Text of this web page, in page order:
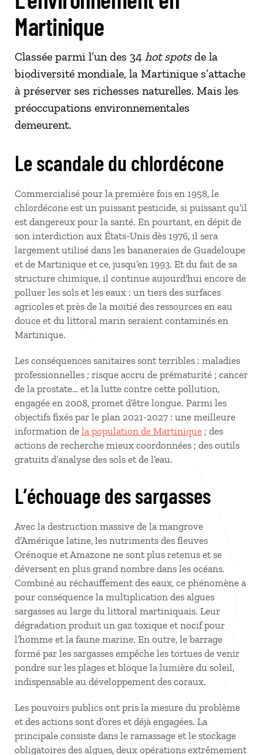
Martinique
Classée parmi l’un des 34 hot spotsde la
biodiversité mondiale, la Martinique s’attache
à préserver ses richesses naturelles. Mais les
préoccupations environnementales
demeurent.
Le scandale du chlordécone
Commercialisé pour la première fois en 1958, le
chlordécone est un puissant pesticide, si puissant qu’il
est dangereux pour la santé. En pourtant, en dépit de
son interdiction aux États-Unis dès 1976, il sera
largement utilisé dans les bananeraies de Guadeloupe
et de Martinique et ce, jusqu’en 1993. Et du fait de sa
structure chimique, il continue aujourd'hui encore de
polluer les sols et les eaux : un tiers des surfaces
agricoles et près de la moitié des ressources en eau
douce et du littoral marin seraient contaminés en
Martinique.
Les conséquences sanitaires sont terribles : maladies
professionnelles ; risque accru de prématurité ; cancer
de la prostate… et la lutte contre cette pollution,
engagée en 2008, promet d’être longue. Parmi les
objectifs fixés par le plan 2021-2027 : une meilleure
information de la population de Martinique ; des
actions de recherche mieux coordonnées ; des outils
gratuits d’analyse des sols et de l’eau.
L’échouage des sargasses
Avec la destruction massive de la mangrove
d’Amérique latine, les nutriments des fleuves
Orénoque et Amazone ne sont plus retenus et se
déversent en plus grand nombre dans les océans.
Combiné au réchauffement des eaux, ce phénomène a
pour conséquence la multiplication des algues
sargasses au large du littoral martiniquais. Leur
dégradation produit un gaz toxique et nocif pour
l’homme et la faune marine. En outre, le barrage
formé par les sargasses empêche les tortues de venir
pondre sur les plages et bloque la lumière du soleil,
indispensable au développement des coraux.
Les pouvoirs publics ont pris la mesure du problème
et des actions sont d’ores et déjà engagées. La
principale consiste dans le ramassage et le stockage
obligatoires des algues, deux opérations extrêmement